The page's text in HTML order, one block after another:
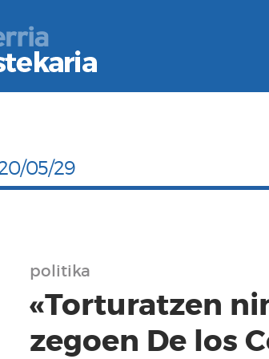
05/29
politika
«Torturatzen
zegoen De los